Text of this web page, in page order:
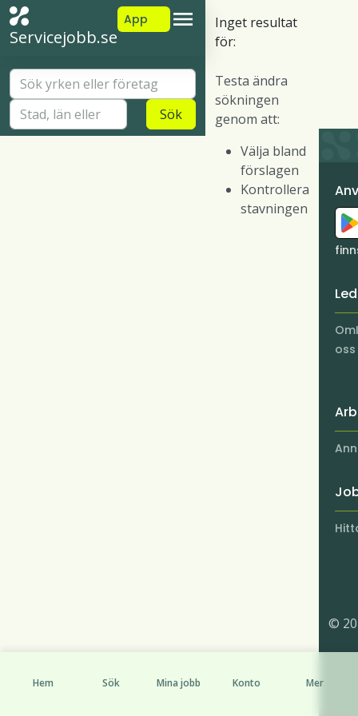
Servicejobb.se
App
Sök
Inget resultat
för:
Testa ändra
sökningen
genom att:
Välja bland
förslagen
Kontrollera
stavningen
Om
oss
©
Hem Sök Mina jobb Konto Mer